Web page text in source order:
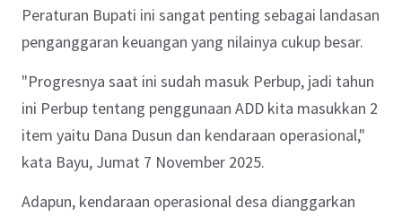
Peraturan Bupati ini sangat penting sebagai landasan
penganggaran keuangan yang nilainya cukup besar.
"Progresnya saat ini sudah masuk Perbup, jadi tahun
ini Perbup tentang penggunaan ADD kita masukkan 2
item yaitu Dana Dusun dan kendaraan operasional,"
kata Bayu, Jumat 7 November 2025.
Adapun, kendaraan operasional desa dianggarkan